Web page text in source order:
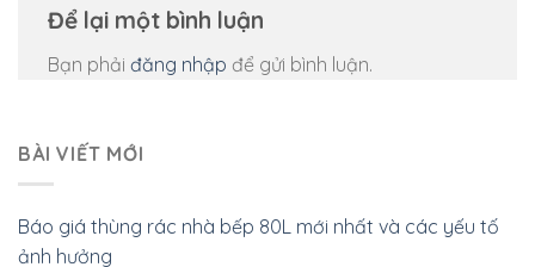
Để lại một bình luận
Bạn phải đăng nhập để gửi bình luận.
BÀI VIẾT MỚI
Báo giá thùng rác nhà bếp 80L mới nhất và các yếu tố
ảnh hưởng